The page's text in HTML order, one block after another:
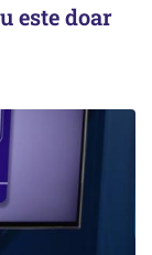
este doar